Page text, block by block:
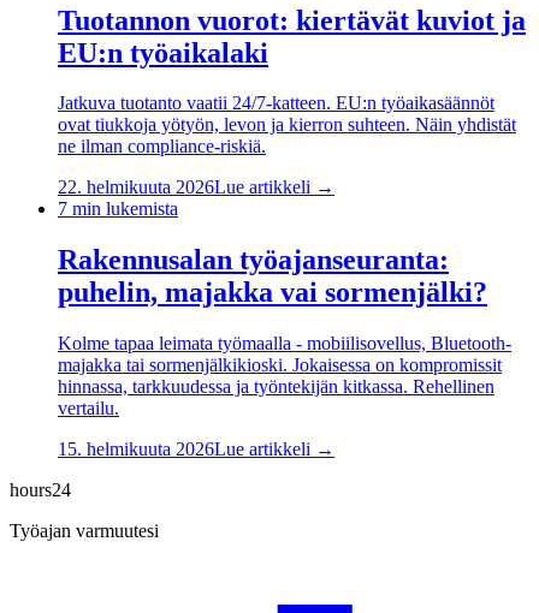
Tuotannon vuorot: kiertävät kuviot ja
EU:n työaikalaki
Jatkuva tuotanto vaatii 24/7-katteen. EU:n työaikasäännöt
ovat tiukkoja yötyön, levon ja kierron suhteen. Näin yhdistät
ne ilman compliance-riskiä.
22. helmikuuta 2026Lue artikkeli →
7 min lukemista
Rakennusalan työajanseuranta:
puhelin, majakka vai sormenjälki?
Kolme tapaa leimata työmaalla - mobiilisovellus, Bluetooth-
majakka tai sormenjälkikioski. Jokaisessa on kompromissit
hinnassa, tarkkuudessa ja työntekijän kitkassa. Rehellinen
vertailu.
15. helmikuuta 2026Lue artikkeli →
hours24
Työajan varmuutesi